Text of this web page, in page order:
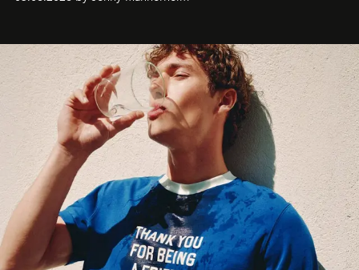
une approche aussi intuitive que personnelle :